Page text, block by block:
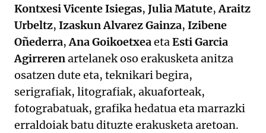
Kontxesi Vicente Isiegas, Julia Matute,Araitz
Urbeltz, Izaskun Alvarez Gainza, Izibene
Oñederra,Ana GoikoetxeaetaEsti Garcia
Agirrerenartelanek oso erakusketa anitza
osatzen dute eta, teknikari begira,
serigrafiak, litografiak, akuaforteak,
fotograbatuak, grafika hedatua eta marrazki
erraldoiak batu dituzte erakusketa aretoan.